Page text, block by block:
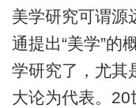
美学研究可谓源
通提出“美学”的
学研究了，尤其
大论为代表。20